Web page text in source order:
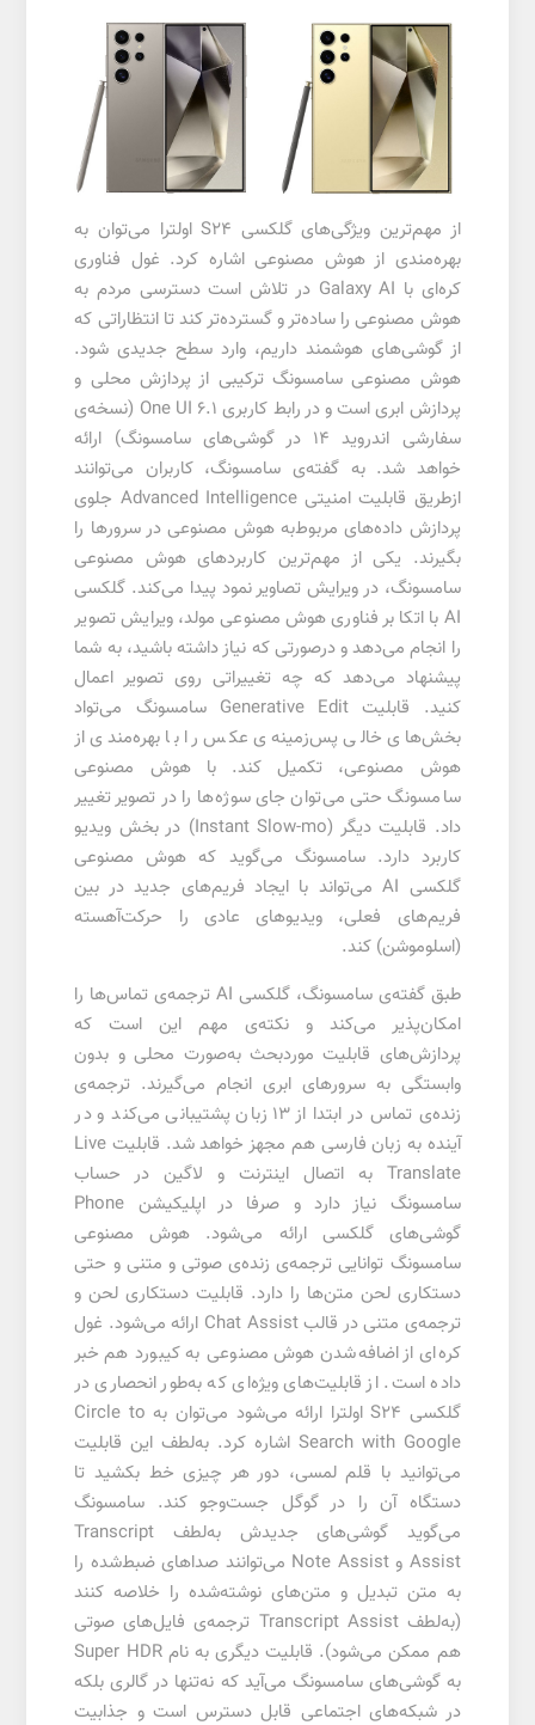
از مهم‌ترین ویژگی‌های گلکسی S24 اولترا می‌توان به
بهره‌مندی از هوش مصنوعی اشاره کرد. غول فناوری
کره‌ای با Galaxy AI در تلاش است دسترسی مردم به
هوش مصنوعی را ساده‌تر و گسترده‌تر کند تا انتظاراتی که
از گوشی‌های هوشمند داریم، وارد سطح جدیدی شود.
هوش مصنوعی سامسونگ ترکیبی از پردازش محلی و
پردازش ابری است و در رابط کاربری One UI 6.1 (نسخه‌ی
سفارشی اندروید 14 در گوشی‌های سامسونگ) ارائه
خواهد شد. به گفته‌ی سامسونگ، کاربران می‌توانند
ازطریق قابلیت امنیتی Advanced Intelligence جلوی
پردازش داده‌های مربوط‌به هوش مصنوعی در سرورها را
بگیرند. یکی از مهم‌ترین کاربردهای هوش مصنوعی
سامسونگ، در ویرایش تصاویر نمود پیدا می‌کند. گلکسی
AI با اتکا بر فناوری هوش مصنوعی مولد، ویرایش تصویر
را انجام می‌دهد و درصورتی که نیاز داشته باشید، به شما
پیشنهاد می‌دهد که چه تغییراتی روی تصویر اعمال
کنید. قابلیت Generative Edit سامسونگ می‌تواد
بخش‌های خالی پس‌زمینه‌ی عکس را با بهره‌مندی از
هوش مصنوعی، تکمیل کند. با هوش مصنوعی
سامسونگ حتی می‌توان جای سوژه‌ها را در تصویر تغییر
داد. قابلیت دیگر (Instant Slow-mo) در بخش ویدیو
کاربرد دارد. سامسونگ می‌گوید که هوش مصنوعی
گلکسی AI می‌تواند با ایجاد فریم‌های جدید در بین
فریم‌های فعلی، ویدیوهای عادی را حرکت‌آهسته
(اسلوموشن) کند.
طبق گفته‌ی سامسونگ، گلکسی AI ترجمه‌ی تماس‌ها را
امکان‌پذیر می‌کند و نکته‌ی مهم این است که
پردازش‌های قابلیت موردبحث به‌صورت محلی و بدون
وابستگی به سرورهای ابری انجام می‌گیرند. ترجمه‌ی
زنده‌ی تماس‌ در ابتدا از 13 زبان پشتیبانی می‌کند و در
آینده به زبان فارسی هم مجهز خواهد شد. قابلیت Live
Translate به اتصال اینترنت و لاگین در حساب
سامسونگ نیاز دارد و صرفا در اپلیکیشن Phone
گوشی‌های گلکسی ارائه می‌شود. هوش مصنوعی
سامسونگ توانایی ترجمه‌ی زنده‌ی صوتی و متنی و حتی
دستکاری لحن متن‌ها را دارد. قابلیت دستکاری لحن و
ترجمه‌ی متنی در قالب Chat Assist ارائه می‌شود. غول
کره‌ای از اضافه‌شدن هوش مصنوعی به کیبورد هم خبر
داده است. از قابلیت‌های ویژه‌ای که به‌طور انحصاری در
گلکسی S24 اولترا ارائه می‌شود می‌توان به Circle to
Search with Google اشاره کرد. به‌لطف این قابلیت
می‌توانید با قلم لمسی، دور هر چیزی خط بکشید تا
دستگاه آن را در گوگل جست‌و‌جو کند. سامسونگ
می‌گوید گوشی‌های جدیدش به‌لطف Transcript
Assist و Note Assist می‌توانند صداهای ضبط‌شده را
به متن تبدیل و متن‌های نوشته‌شده را خلاصه کنند
(به‌لطف Transcript Assist ترجمه‌ی فایل‌های صوتی
هم ممکن می‌شود). قابلیت دیگری به نام Super HDR
به گوشی‌های سامسونگ می‌‌آید که نه‌تنها در گالری بلکه
در شبکه‌های اجتماعی قابل دسترس است و جذابیت